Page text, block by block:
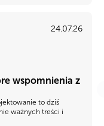
24.07.26
wspomnienia z
to dziś
ważnych treści i